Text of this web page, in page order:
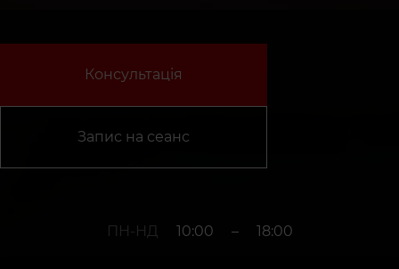
Консультація
Запис на сеанс
ПН-НД 10:00 – 18:00